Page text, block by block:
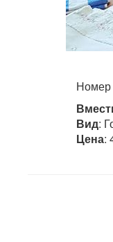
Номер
Вид:
Цена: